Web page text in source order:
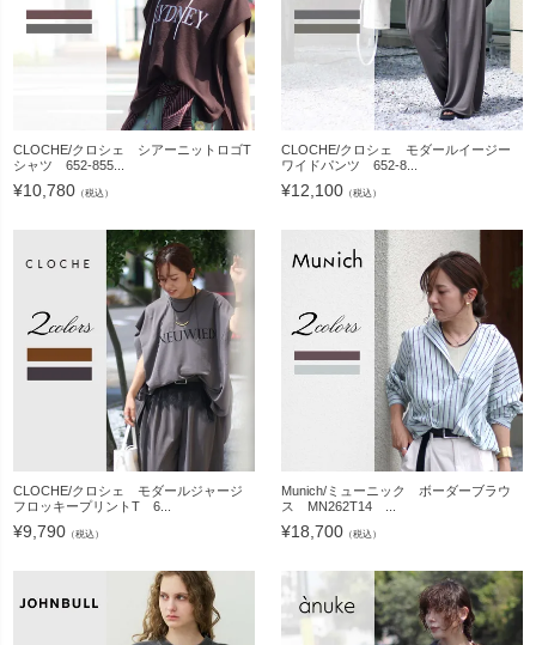
CLOCHE/クロシェ シアーニットロゴT
シャツ 652-855...
¥10,780 （税込）
CLOCHE/クロシェ モダールイージー
ワイドパンツ 652-8...
¥12,100 （税込）
CLOCHE/クロシェ モダールジャージ
フロッキープリントT 6...
¥9,790 （税込）
Munich/ミューニック ボーダーブラウ
ス MN262T14 ...
¥18,700 （税込）